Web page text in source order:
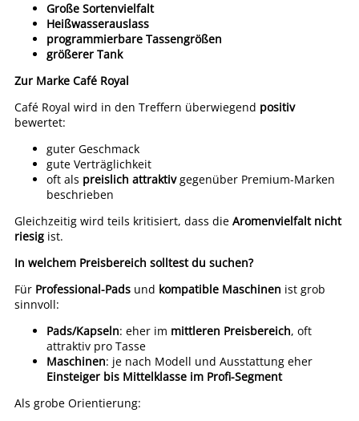
Große Sortenvielfalt
Heißwasserauslass
programmierbare Tassengrößen
größerer Tank
Zur Marke Café Royal
Café Royal wird in den Treffern überwiegend positiv
bewertet:
guter Geschmack
gute Verträglichkeit
oft als preislich attraktivgegenüber Premium-Marken
beschrieben
Gleichzeitig wird teils kritisiert, dass die Aromenvielfalt nicht
riesig ist.
In welchem Preisbereich solltest du suchen?
Für Professional-Pads und kompatible Maschinen ist grob
sinnvoll:
Pads/Kapseln: eher im mittleren Preisbereich, oft
attraktiv pro Tasse
Maschinen: je nach Modell und Ausstattung eher
Einsteiger bis Mittelklasse im Profi-Segment
Als grobe Orientierung: